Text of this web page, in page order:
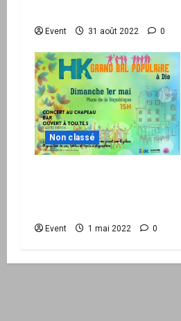
Event 31 août 2022 0
Non classé
Event 1 mai 2022 0